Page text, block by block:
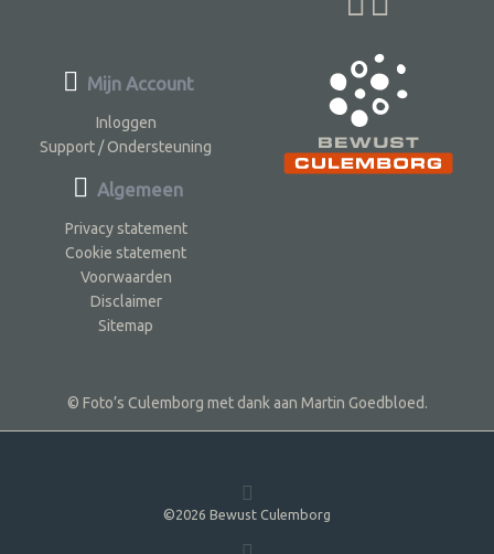
Mijn Account
Inloggen
Support / Ondersteuning
Algemeen
Privacy statement
Cookie statement
Voorwaarden
Disclaimer
Sitemap
© Foto’s Culemborg met dank aan Martin Goedbloed.
©2026 Bewust Culemborg